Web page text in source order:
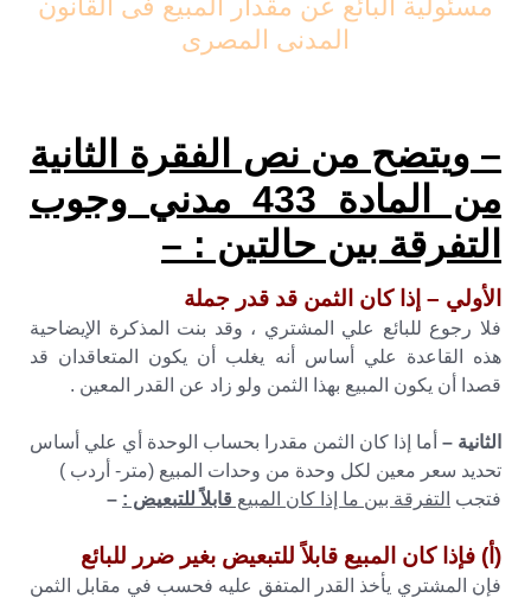
مسئولية البائع عن مقدار المبيع فى القانون
المدنى المصرى
– ويتضح من نص الفقرة الثانية
من المادة 433 مدني وجوب
التفرقة بين حالتين : –
الأولي – إذا كان الثمن قد قدر جملة
فلا رجوع للبائع علي المشتري ، وقد بنت المذكرة الإيضاحية
هذه القاعدة علي أساس أنه يغلب أن يكون المتعاقدان قد
قصدا أن يكون المبيع بهذا الثمن ولو زاد عن القدر المعين .
الثانية – أما إذا كان الثمن مقدرا بحساب الوحدة أي علي أساس
تحديد سعر معين لكل وحدة من وحدات المبيع (متر- أردب )
فتجب التفرقة بين ما إذا كان المبيع قابلاً للتبعيض : –
(أ) فإذا كان المبيع قابلاً للتبعيض بغير ضرر للبائع
فإن المشتري يأخذ القدر المتفق عليه فحسب في مقابل الثمن